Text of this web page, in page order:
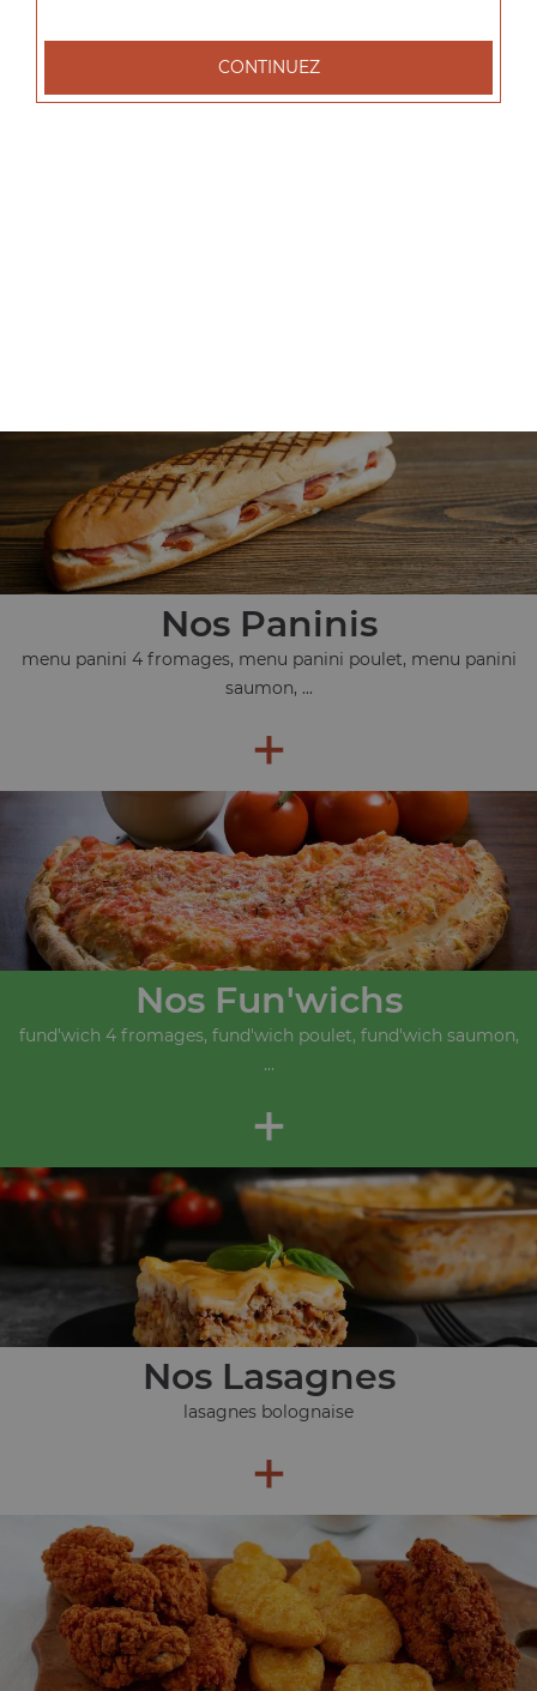
+
Nos Paninis
menu panini 4 fromages, menu panini poulet, menu panini
saumon, ...
+
Nos Fun'wichs
fund'wich 4 fromages, fund'wich poulet, fund'wich saumon,
...
+
Nos Lasagnes
lasagnes bolognaise
+
CONTINUEZ